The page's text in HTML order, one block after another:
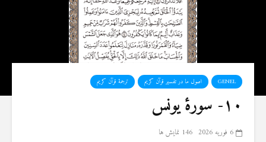
GENEL اصول ما در تفسیر قرآن کریم ترجمۀ قرآن کریم
۱۰- سورهٔ یونس
6 فوریه 2026 146 نمایش ها